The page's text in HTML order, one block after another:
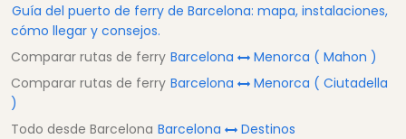
Guía del puerto de ferry de Barcelona: mapa, instalaciones,
cómo llegar y consejos.
Comparar rutas de ferry Barcelona
Menorca ( Mahon )
Comparar rutas de ferry Barcelona
Menorca ( Ciutadella
)
Todo desde Barcelona Barcelona Destinos